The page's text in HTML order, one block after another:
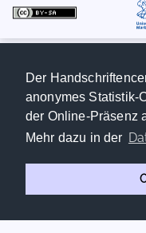
Der
anonymes Statistik-
der Online-Präsenz
Mehr dazu in der